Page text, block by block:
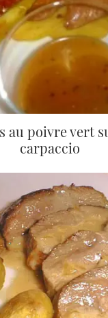
au poivre vert
carpaccio